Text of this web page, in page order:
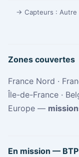
→ Capteurs : Autre
Zones couvertes
France Nord ·
Île-de-France ·
Europe —
En mission —